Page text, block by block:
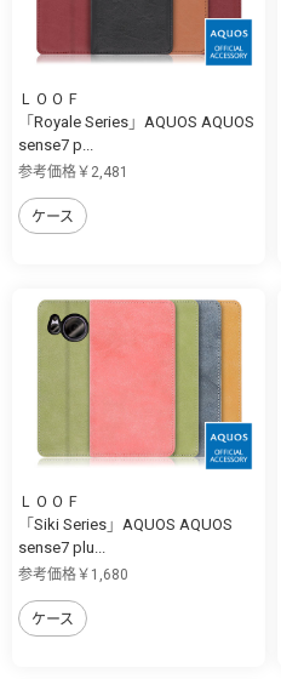
ＬＯＯＦ
「Royale Series」AQUOS AQUOS
sense7 p...
参考価格￥2,481
ケース
ＬＯＯＦ
「Siki Series」AQUOS AQUOS
sense7 plu...
参考価格￥1,680
ケース